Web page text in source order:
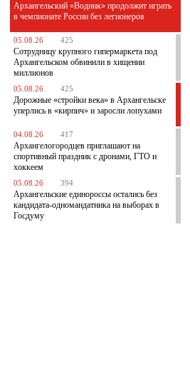
Архангельский «Водник» продолжит играть
в чемпионате России без легионеров
05.08.26 425
Сотрудницу крупного гипермаркета под
Архангельском обвинили в хищении
миллионов
05.08.26 425
Дорожные «стройки века» в Архангельске
уперлись в «кирпич» и заросли лопухами
04.08.26 417
Архангелогородцев приглашают на
спортивный праздник с дронами, ГТО и
хоккеем
05.08.26 394
Архангельские единороссы остались без
кандидата-одномандатника на выборах в
Госдуму